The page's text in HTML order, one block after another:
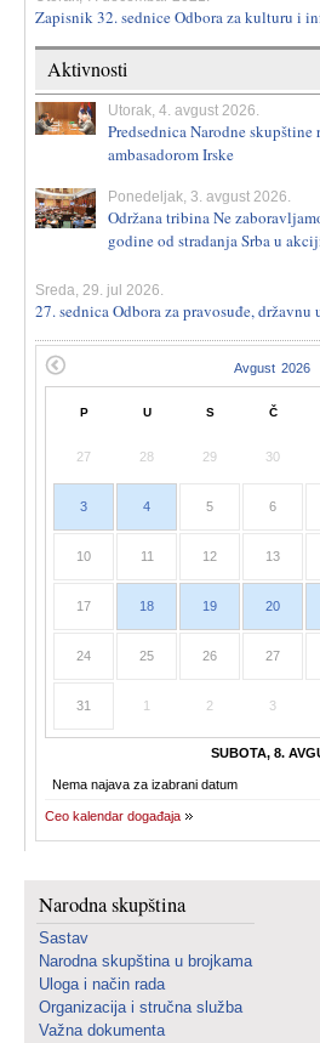
Zapisnik 32. sednice Odbora za kulturu i
Aktivnosti
Utorak, 4. avgust 2026.
Predsednica Narodne skupštine
ambasadorom Irske
Ponedeljak, 3. avgust 2026.
Održana tribina Ne
godine od stradanja Srba u
Sreda, 29. jul 2026.
27. sednica Odbora za pravosuđe,
P U S Č
27 28 29 30
3 4 5 6
10 11 12 13
17 18 19 20
24 25 26 27
31 1 2 3
SUBOTA, 8.
Nema najava za izabrani datum
Ceo kalendar događaja
Narodna skupština
Sastav
Narodna skupština u brojkama
Uloga i način rada
Organizacija i stručna služba
Važna dokumenta